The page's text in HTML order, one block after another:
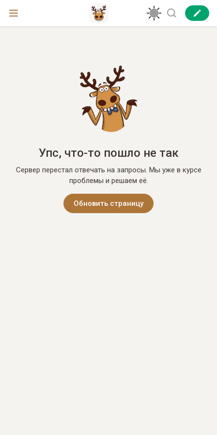
Упс, что-то пошло не так
Сервер перестал отвечать на запросы. Мы уже в курсе
проблемы и решаем её.
Обновить страницу